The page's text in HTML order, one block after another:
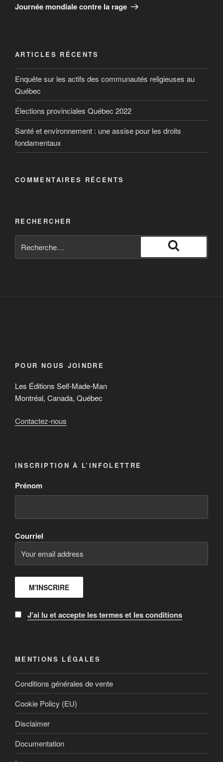
Journée mondiale contre la rage
ARTICLES RÉCENTS
Enquête sur les actifs des communautés religieuses au
Québec
Élections provinciales Québec 2022
Santé et environnement : une assise pour les droits
fondamentaux
COMMENTAIRES RÉCENTS
RECHERCHER
POUR NOUS JOINDRE
Les Éditions Self-Made-Man
Montréal, Canada, Québec
Contactez-nous
INSCRIPTION À L’INFOLETTRE
Prénom
Courriel
J'ai lu et accepte les termes et les conditions
MENTIONS LÉGALES
Conditions générales de vente
Cookie Policy (EU)
Disclaimer
Documentation